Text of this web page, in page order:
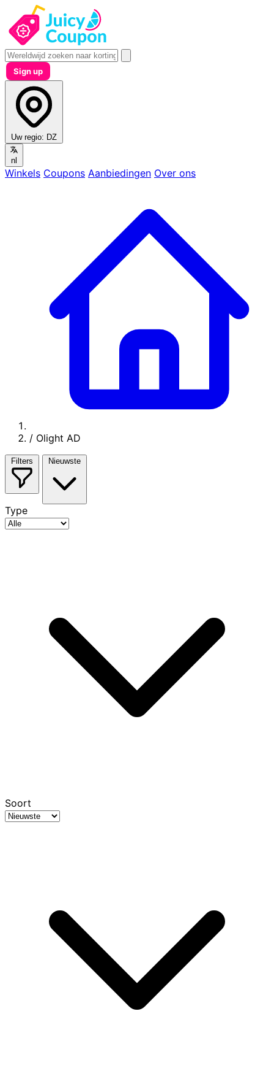
Sign up
Uw regio: DZ
nl
Winkels Coupons Aanbiedingen Over ons
/ Olight AD
Filters Nieuwste
Type
Soort